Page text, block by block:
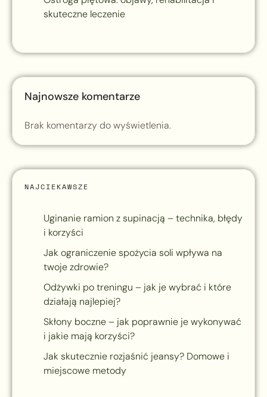
skuteczne leczenie
Najnowsze komentarze
Brak komentarzy do wyświetlenia.
NAJCIEKAWSZE
Uginanie ramion z supinacją – technika, błędy
i korzyści
Jak ograniczenie spożycia soli wpływa na
twoje zdrowie?
Odżywki po treningu – jak je wybrać i które
działają najlepiej?
Skłony boczne – jak poprawnie je wykonywać
i jakie mają korzyści?
Jak skutecznie rozjaśnić jeansy? Domowe i
miejscowe metody